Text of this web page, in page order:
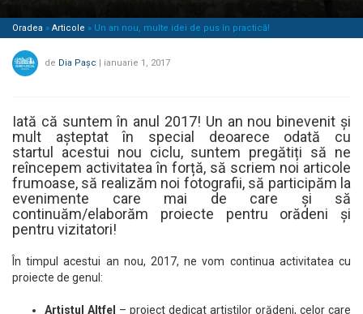
Oradea » Articole » Un an nou, multe idei de pus în practică!
de Dia Pașc | ianuarie 1, 2017
Iată că suntem în anul 2017! Un an nou binevenit și
mult așteptat în special deoarece odată cu
startul acestui nou ciclu, suntem pregătiți să ne
reîncepem activitatea în forță, să scriem noi articole
frumoase, să realizăm noi fotografii, să participăm la
evenimente care mai de care și să
continuăm/elaborăm proiecte pentru orădeni și
pentru vizitatori!
În timpul acestui an nou, 2017, ne vom continua activitatea cu
proiecte de genul:
Artistul Altfel – proiect dedicat artiștilor orădeni, celor care